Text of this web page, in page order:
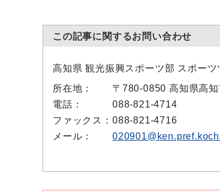
この記事に関するお問い合わせ
高知県 観光振興スポーツ部 スポーツ
所在地：
〒780-0850 高知県高
電話：
088-821-4714
ファックス： 088-821-4716
メール：